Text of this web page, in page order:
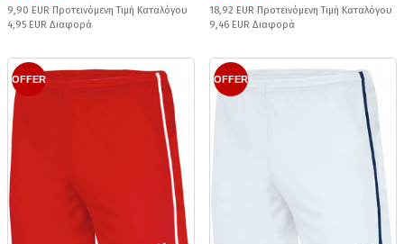
9,90 EUR Προτεινόμενη Τιμή Καταλόγου
4,95 EUR Διαφορά
18,92 EUR Προτεινόμενη Τιμή Καταλόγου
9,46 EUR Διαφορά
OFFER OFFER